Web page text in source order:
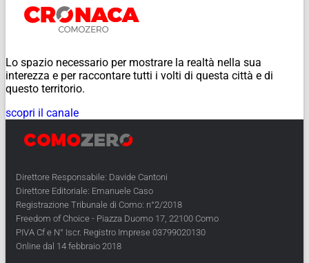
Lo spazio necessario per mostrare la realtà nella sua
interezza e per raccontare tutti i volti di questa città e di
questo territorio.
scopri il canale
Direttore Responsabile: Davide Cantoni
Direttore Editoriale: Emanuele Caso
Registrazione Tribunale di Como: n°2/2018
Freedom of Choice - Piazza Duomo 17, 22100 Como
PIVA Cf e N° Iscr. Registro Imprese 03799020130
Online dal 14 febbraio 2018